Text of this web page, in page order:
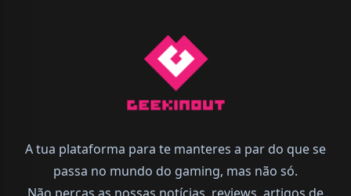
A tua plataforma para te manteres a par do que se
passa no mundo do gaming, mas não só.